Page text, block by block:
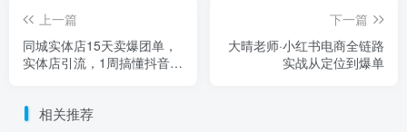
上一篇
同城实体店15天卖爆团单，
实体店引流，1周搞懂抖音团
下一篇
大晴老师·小红书电商全链路
实战从定位到爆单
相关推荐